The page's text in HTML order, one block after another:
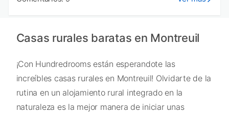
Casas rurales baratas en Montreuil
¡Con Hundredrooms están esperandote las
increíbles casas rurales en Montreuil! Olvidarte de la
rutina en un alojamiento rural integrado en la
naturaleza es la mejor manera de iniciar unas